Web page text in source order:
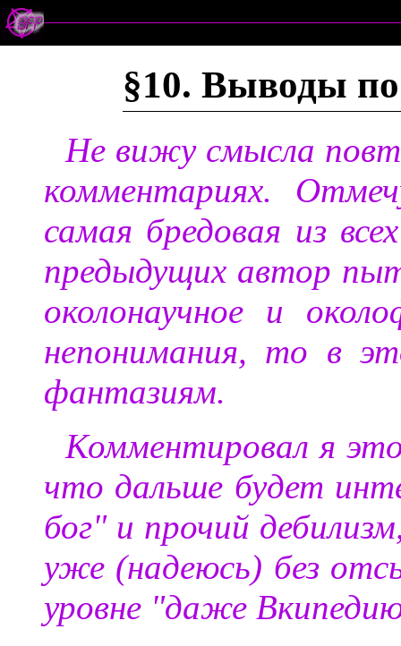
§10. Выводы по
Не вижу смысла
комментариях.
самая бредовая из
предыдущих автор
околонаучное и
непонимания, то в
фантазиям.
Комментировал я
что дальше будет
бог" и прочий
уже (надеюсь) без
уровне "даже